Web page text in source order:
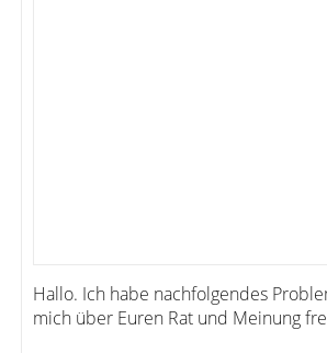
Hallo. Ich habe nachfolgendes
mich über Euren Rat und Meinung